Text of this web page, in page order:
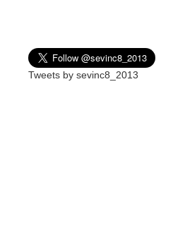
Tweets by sevinc8_2013